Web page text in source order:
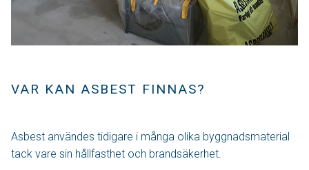
VAR KAN ASBEST FINNAS?
Asbest användes tidigare i många olika byggnadsmaterial
tack vare sin hållfasthet och brandsäkerhet.